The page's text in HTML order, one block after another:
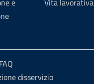
e
Vita lavorativa
disservizio